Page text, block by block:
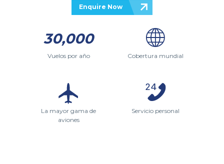
Enquire Now
30,000
Vuelos por año Cobertura mundial
La mayor gama de
aviones
Servicio personal